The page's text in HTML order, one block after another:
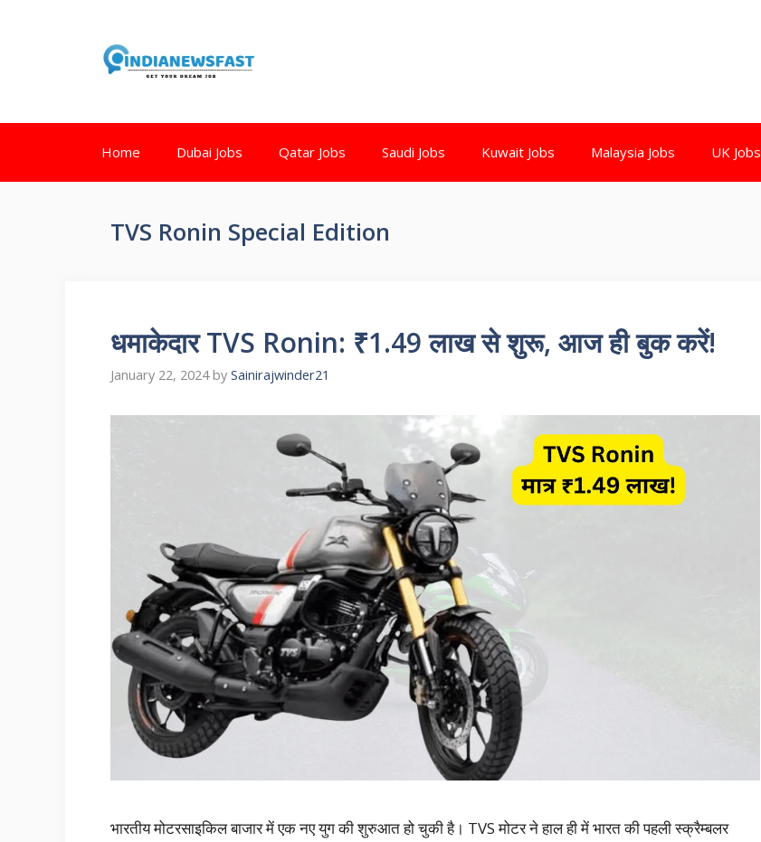
Home Dubai Jobs Qatar Jobs Saudi Jobs Kuwait Jobs Malaysia Jobs UK Jobs
TVS Ronin Special Edition
धमाकेदार TVS Ronin: ₹1.49 लाख से शुरू, आज ही बुक करें!
January 22, 2024 by Sainirajwinder21
भारतीय मोटरसाइकिल बाजार में एक नए युग की शुरुआत हो चुकी है। TVS मोटर ने हाल ही में भारत की पहली स्क्रैम्बलर